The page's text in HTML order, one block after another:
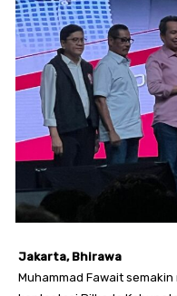
Jakarta, Bhirawa
Muhammad Fawait